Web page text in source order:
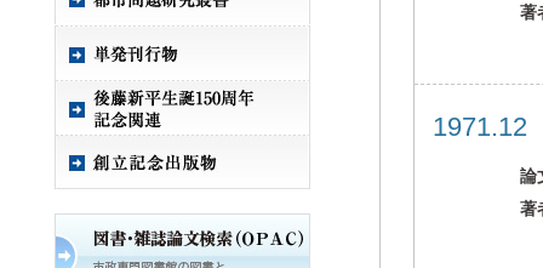
著
論
著